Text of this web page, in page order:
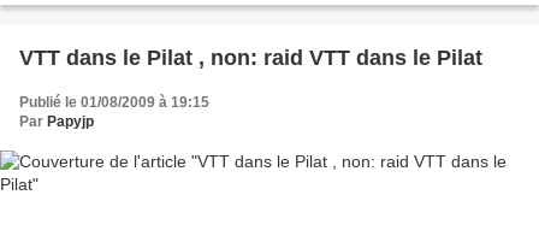
VTT dans le Pilat , non: raid VTT dans le Pilat
Publié le 01/08/2009 à 19:15
Par Papyjp